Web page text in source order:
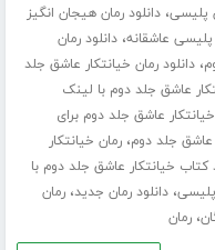
پلیسی،دانلود رمان هیجان انگیز
پلیسی عاشقانه،دانلود رمان
،دانلود رمان خیانتکار عاشق جلد
عاشق جلد دوم با لینک
خیانتکار عاشق جلد دوم برای
عاشق جلد دوم،رمان خیانتکار
کتاب خیانتکار عاشق جلد دوم با
،دانلود رمان جدید،رمان
،رمان